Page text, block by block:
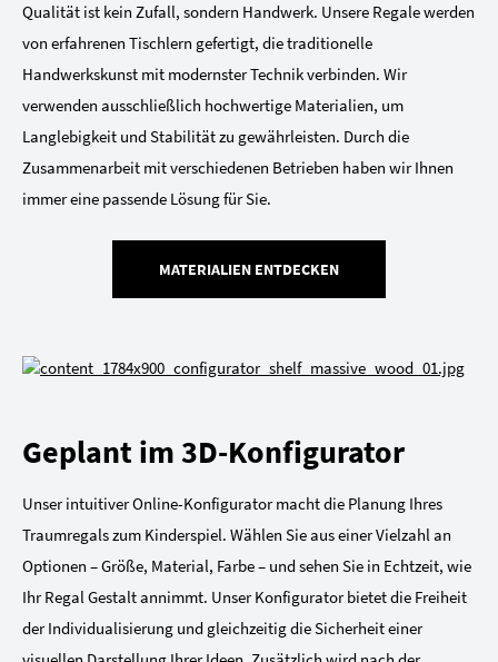
Qualität ist kein Zufall, sondern Handwerk. Unsere Regale werden
von erfahrenen Tischlern gefertigt, die traditionelle
Handwerkskunst mit modernster Technik verbinden. Wir
verwenden ausschließlich hochwertige Materialien, um
Langlebigkeit und Stabilität zu gewährleisten. Durch die
Zusammenarbeit mit verschiedenen Betrieben haben wir Ihnen
immer eine passende Lösung für Sie.
MATERIALIEN ENTDECKEN
Geplant im 3D-Konfigurator
Unser intuitiver Online-Konfigurator macht die Planung Ihres
Traumregals zum Kinderspiel. Wählen Sie aus einer Vielzahl an
Optionen – Größe, Material, Farbe – und sehen Sie in Echtzeit, wie
Ihr Regal Gestalt annimmt. Unser Konfigurator bietet die Freiheit
der Individualisierung und gleichzeitig die Sicherheit einer